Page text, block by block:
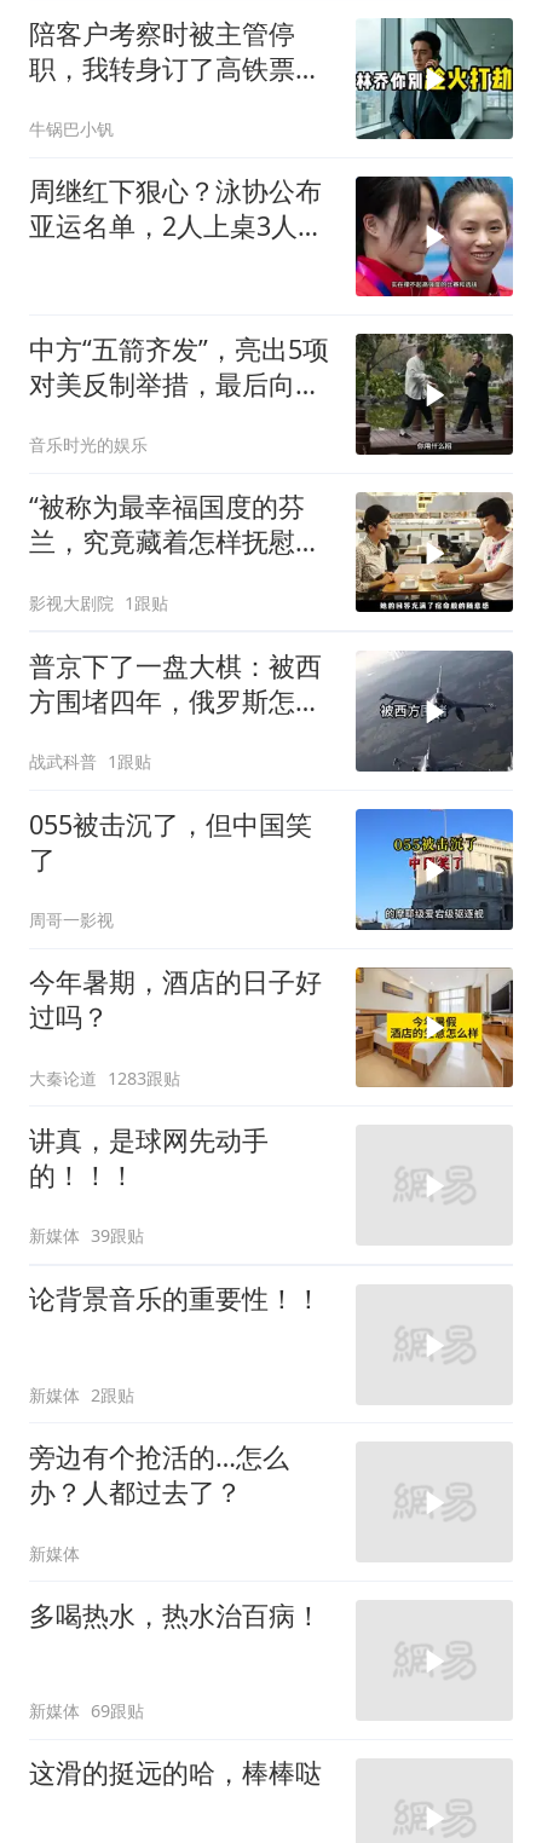
陪客户考察时被主管停
职，我转身订了高铁票。
亿合同没你根本签不了
牛锅巴小钒
周继红下狠心？泳协公布
亚运名单，2人上桌3人下
中方“五箭齐发”，亮出5项
对美反制举措，最后向美
音乐时光的娱乐
“被称为最幸福国度的芬
兰，究竟藏着怎样抚慰人
影视大剧院 1跟贴
普京下了一盘大棋：被西
方围堵四年，俄罗斯怎么
战武科普 1跟贴
055被击沉了，但中国笑
了
周哥一影视
今年暑期，酒店的日子好
过吗？
大秦论道 1283跟贴
讲真，是球网先动手
的！！！
新媒体 39跟贴
论背景音乐的重要性！！
新媒体 2跟贴
旁边有个抢活的…怎么
办？人都过去了？
新媒体
多喝热水，热水治百病！
新媒体 69跟贴
这滑的挺远的哈，棒棒哒